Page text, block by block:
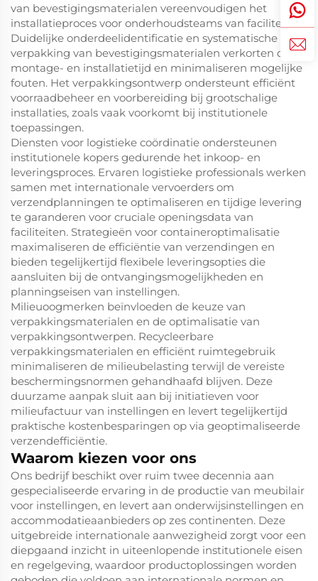
van bevestigingsmaterialen vereenvoudigen het
installatieproces voor onderhoudsteams van faciliteiten.
Duidelijke onderdeelidentificatie en systematische
verpakking van bevestigingsmaterialen verkorten de
montage- en installatietijd en minimaliseren mogelijke
fouten. Het verpakkingsontwerp ondersteunt efficiënt
voorraadbeheer en voorbereiding bij grootschalige
installaties, zoals vaak voorkomt bij institutionele
toepassingen.
Diensten voor logistieke coördinatie ondersteunen
institutionele kopers gedurende het inkoop- en
leveringsproces. Ervaren logistieke professionals werken
samen met internationale vervoerders om
verzendplanningen te optimaliseren en tijdige levering
te garanderen voor cruciale openingsdata van
faciliteiten. Strategieën voor containeroptimalisatie
maximaliseren de efficiëntie van verzendingen en
bieden tegelijkertijd flexibele leveringsopties die
aansluiten bij de ontvangingsmogelijkheden en
planningseisen van instellingen.
Milieuoogmerken beïnvloeden de keuze van
verpakkingsmaterialen en de optimalisatie van
verpakkingsontwerpen. Recycleerbare
verpakkingsmaterialen en efficiënt ruimtegebruik
minimaliseren de milieubelasting terwijl de vereiste
beschermingsnormen gehandhaafd blijven. Deze
duurzame aanpak sluit aan bij initiatieven voor
milieufactuur van instellingen en levert tegelijkertijd
praktische kostenbesparingen op via geoptimaliseerde
verzendefficiëntie.
Waarom kiezen voor ons
Ons bedrijf beschikt over ruim twee decennia aan
gespecialiseerde ervaring in de productie van meubilair
voor instellingen, en levert aan onderwijsinstellingen en
accommodatieaanbieders op zes continenten. Deze
uitgebreide internationale aanwezigheid zorgt voor een
diepgaand inzicht in uiteenlopende institutionele eisen
en regelgeving, waardoor productoplossingen worden